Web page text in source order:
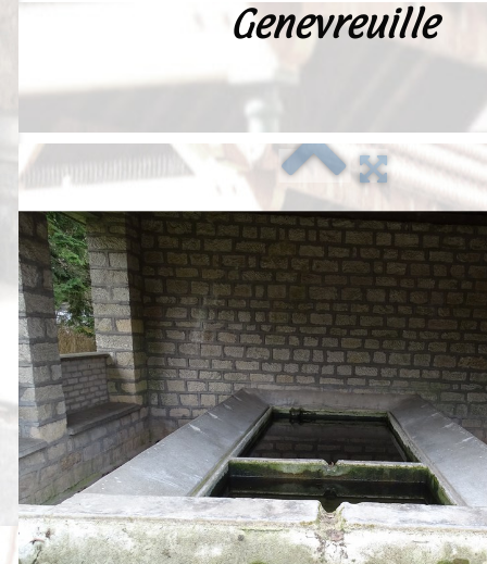
Videos--Lavoirs
Un Peu d'Histoire
Outils-des-Lavandières
Cartes Postales-Anciennes et
Peintures
Presse
Liens
Genevreuille